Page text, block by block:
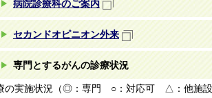
病院診療科のご案内
セカンドオピニオン外来
専門とするがんの診療状況
の実施状況（◎：専門 ○：対応可 △：他施設